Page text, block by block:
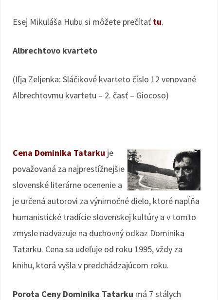
Esej Mikuláša Hubu si môžete prečítať tu.
Albrechtovo kvarteto
(Iľja Zeljenka: Sláčikové kvarteto číslo 12 venované
Albrechtovmu kvartetu – 2. časť – Giocoso)
Cena Dominika Tatarku je
považovaná za najprestížnejšie
slovenské literárne ocenenie a
je určená autorovi za výnimočné dielo, ktoré napĺňa
humanistické tradície slovenskej kultúry a v tomto
zmysle nadväzuje na duchovný odkaz Dominika
Tatarku. Cena sa udeľuje od roku 1995, vždy za
knihu, ktorá vyšla v predchádzajúcom roku.
Porota Ceny Dominika Tatarku má 7 stálych